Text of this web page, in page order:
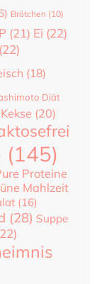
Brötchen (10)
(21) Ei (22)
(22)
(18)
Diät
(20)
(145)
Proteine
Mahlzeit
(16)
(28) Suppe